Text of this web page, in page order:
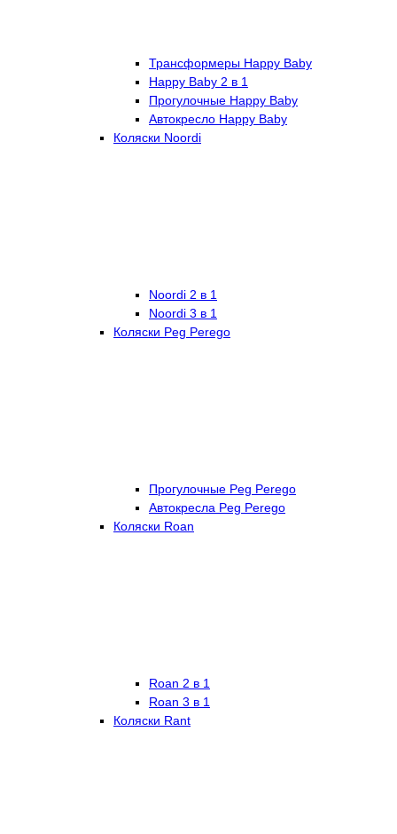
Трансформеры Happy Baby
Happy Baby 2 в 1
Прогулочные Happy Baby
Автокресло Happy Baby
Коляски Noordi
Noordi 2 в 1
Noordi 3 в 1
Коляски Peg Perego
Прогулочные Peg Perego
Автокресла Peg Perego
Коляски Roan
Roan 2 в 1
Roan 3 в 1
Коляски Rant